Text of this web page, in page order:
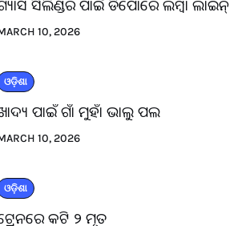
ସିଲିଣ୍ଡର ପାଇଁ ଡିପୋରେ ଲମ୍ବା ଲାଇନ୍
10, 2026
ଓଡ଼ିଶା
ପାଇଁ ଗାଁ ମୁହାଁ ଭାଲୁ ପଲ
10, 2026
ଓଡ଼ିଶା
କଟି ୨ ମୃତ